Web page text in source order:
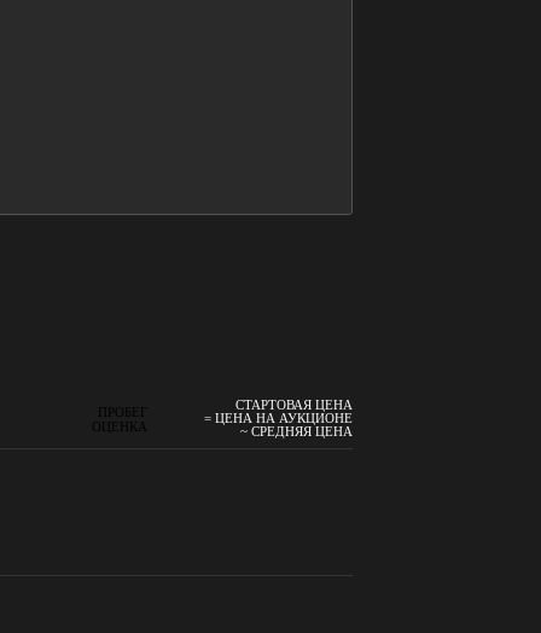
ПРОБЕГ
ОЦЕНКА
СТАРТОВАЯ ЦЕНА
= ЦЕНА НА АУКЦИОНЕ
~ СРЕДНЯЯ ЦЕНА